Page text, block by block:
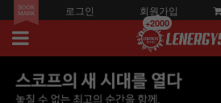
로그인 회원가입
+2000